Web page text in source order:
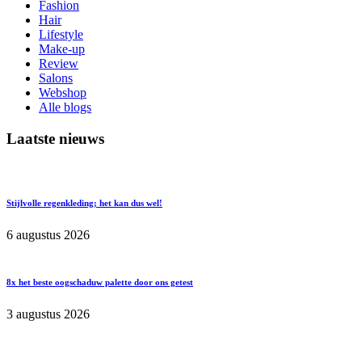
Fashion
Hair
Lifestyle
Make-up
Review
Salons
Webshop
Alle blogs
Laatste nieuws
Stijlvolle regenkleding; het kan dus wel!
6 augustus 2026
8x het beste oogschaduw palette door ons getest
3 augustus 2026